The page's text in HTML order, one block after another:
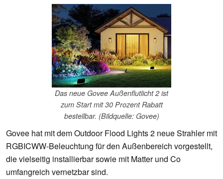
Das neue Govee Außenflutlicht 2 ist
zum Start mit 30 Prozent Rabatt
bestellbar. (Bildquelle: Govee)
Govee hat mit dem Outdoor Flood Lights 2 neue Strahler mit
RGBICWW-Beleuchtung für den Außenbereich vorgestellt,
die vielseitig installierbar sowie mit Matter und Co
umfangreich vernetzbar sind.